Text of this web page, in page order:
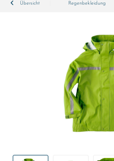
Übersicht Regenbekleidung